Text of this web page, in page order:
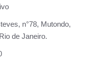
n°78, Mutondo,
de Janeiro.